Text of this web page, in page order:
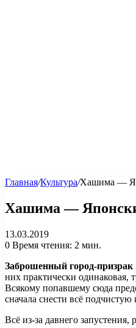
Главная/Культура/Хашима —
Хашима —
13.03.2019
0 Время чтения: 2 мин.
Заброшенный город-
них практически одинаковая,
Всякому попавшему сюда
сначала снести всё
Всё из-за давнего